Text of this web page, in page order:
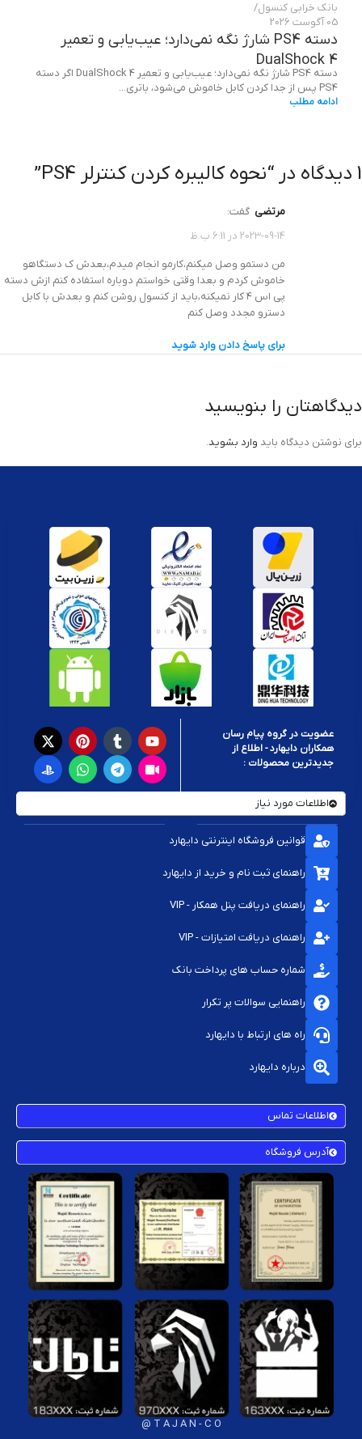
بانک خرابی‌ کنسول
05 آگوست 2026
دسته PS4 شارژ نگه نمی‌دارد؛ عیب‌یابی و تعمیر
DualShock 4
دسته PS4 شارژ نگه نمی‌دارد؛ عیب‌یابی و تعمیر DualShock 4 اگر دسته
PS4 پس از جدا کردن کابل خاموش می‌شود، باتری...
ادامه مطلب
1 دیدگاه در “ نحوه کالیبره کردن کنترلر PS4 ”
مرتضی گفت:
2023-09-14 در 6:11 ب.ظ
من دستمو وصل میکنم،کارمو انجام میدم،بعدش ک دستگاهو
خاموش کردم و بعدا وقتی خواستم دوباره استفاده کنم ازش دسته
پی اس ۴ کار نمیکنه،باید از کنسول روشن کنم و بعدش با کابل
دسترو مجدد وصل کنم
برای پاسخ دادن وارد شوید
دیدگاهتان را بنویسید
برای نوشتن دیدگاه باید وارد بشوید.
عضویت در گروه پیام رسان
همکاران دایهارد - اطلاع از
جدیدترین محصولات :
اطلاعات مورد نیاز
قوانین فروشگاه اینترنتی دایهارد
راهنمای ثبت نام و خرید از دایهارد
راهنمای دریافت پنل همکار - VIP
راهنمای دریافت امتیازات - VIP
شماره حساب های پرداخت بانک
راهنمایی سوالات پر تکرار
راه های ارتباط با دایهارد
درباره دایهارد
اطلاعات تماس
آدرس فروشگاه
T A J A N - C O @